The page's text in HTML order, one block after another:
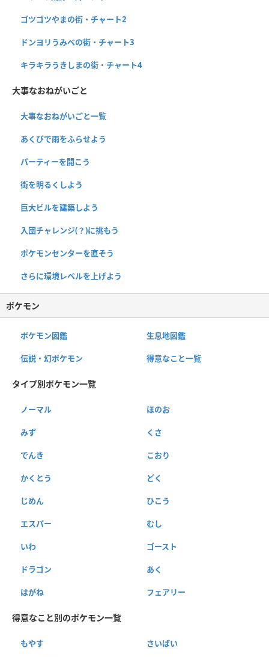
ゴツゴツやまの街・チャート2
ドンヨリうみべの街・チャート3
キラキラうきしまの街・チャート4
大事なおねがいごと
大事なおねがいごと一覧
あくびで雨をふらせよう
パーティーを開こう
街を明るくしよう
巨大ビルを建築しよう
入団チャレンジ(？)に挑もう
ポケモンセンターを直そう
さらに環境レベルを上げよう
ポケモン
ポケモン図鑑 生息地図鑑
伝説・幻ポケモン 得意なこと一覧
タイプ別ポケモン一覧
ノーマル ほのお
みず くさ
でんき こおり
かくとう どく
じめん ひこう
エスパー むし
いわ ゴースト
ドラゴン あく
はがね フェアリー
得意なこと別のポケモン一覧
もやす さいばい